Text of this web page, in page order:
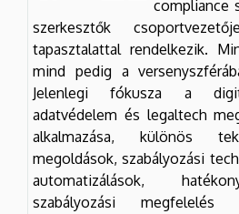
compliance
szerkesztők
tapasztalattal rendelkezik.
mind pedig a
Jelenlegi fókusza a
adatvédelem és legaltech
alkalmazása, különös
megoldások, szabályozási
automatizálások,
szabályozási